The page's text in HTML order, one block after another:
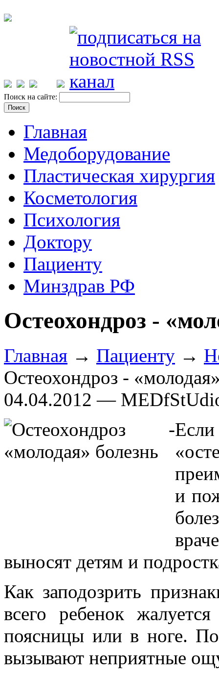
Поиск на сайте:
Главная
Медоборудование
Пластическая хирургия
Косметология
Психология
Доктору
Пациенту
Минздрав РФ
Остеохондроз -
Главная → Пациенту →
Остеохондроз -
04.04.2012 —
и
выносят детям и
Как заподозрить
всего ребенок
поясницы или в ноге.
вызывают неприятные